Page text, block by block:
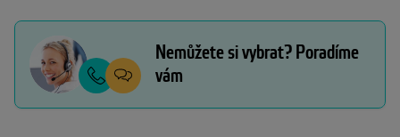
Nemůžete si vybrat? Poradíme
vám